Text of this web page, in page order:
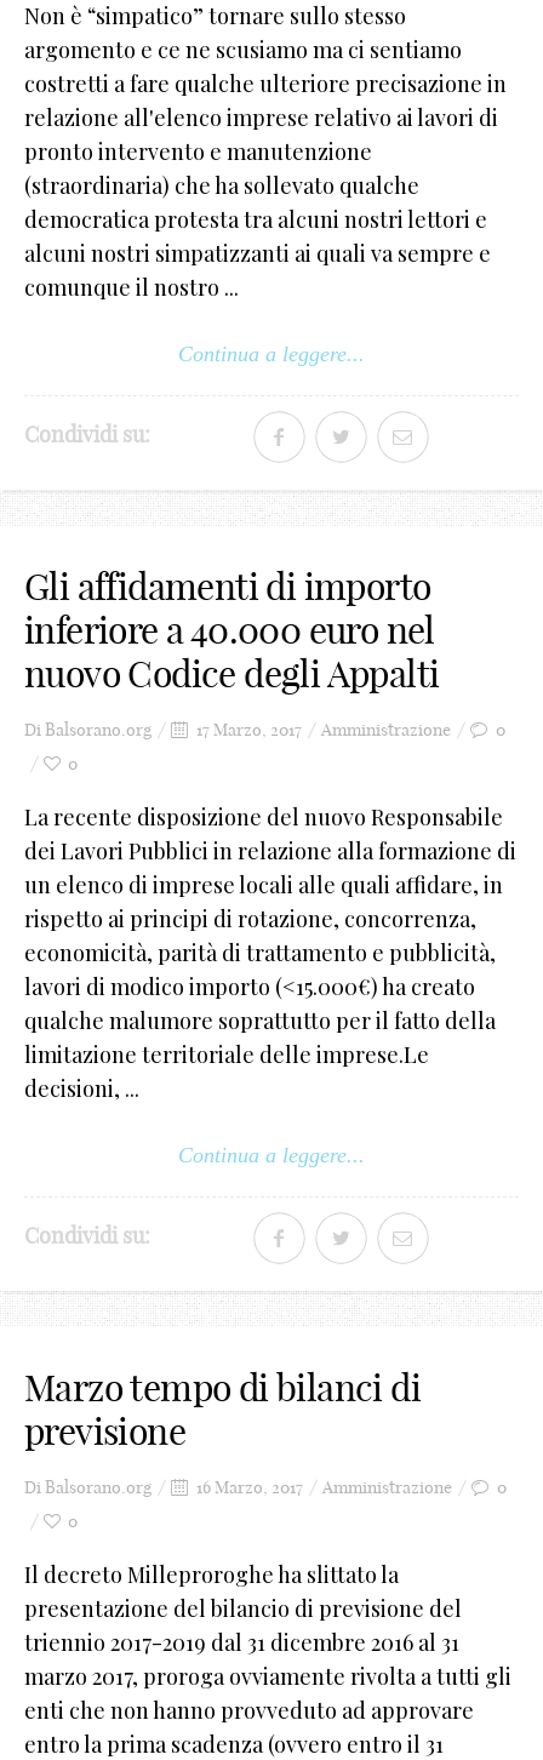
Non è “simpatico” tornare sullo stesso
argomento e ce ne scusiamo ma ci sentiamo
costretti a fare qualche ulteriore precisazione in
relazione all'elenco imprese relativo ai lavori di
pronto intervento e manutenzione
(straordinaria) che ha sollevato qualche
democratica protesta tra alcuni nostri lettori e
alcuni nostri simpatizzanti ai quali va sempre e
comunque il nostro ...
Continua a leggere...
Condividi su:
Gli affidamenti di importo
inferiore a 40.000 euro nel
nuovo Codice degli Appalti
DiBalsorano.org 17 Marzo, 2017 Amministrazione
0
0
La recente disposizione del nuovo Responsabile
dei Lavori Pubblici in relazione alla formazione di
un elenco di imprese locali alle quali affidare, in
rispetto ai principi di rotazione, concorrenza,
economicità, parità di trattamento e pubblicità,
lavori di modico importo (<15.000€) ha creato
qualche malumore soprattutto per il fatto della
limitazione territoriale delle imprese.Le
decisioni, ...
Continua a leggere...
Condividi su:
Marzo tempo di bilanci di
previsione
DiBalsorano.org 16 Marzo, 2017 Amministrazione
0
0
Il decreto Milleproroghe ha slittato la
presentazione del bilancio di previsione del
triennio 2017-2019 dal 31 dicembre 2016 al 31
marzo 2017, proroga ovviamente rivolta a tutti gli
enti che non hanno provveduto ad approvare
entro la prima scadenza (ovvero entro il 31